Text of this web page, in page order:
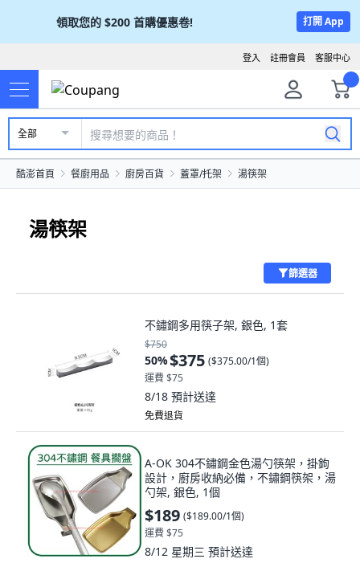
領取您的 $200 首購優惠卷! 打開 App
客服中心
註冊會員
登入
全部
酷澎首頁 餐廚用品 廚房百貨 蓋罩/托架 湯筷架
湯筷架
篩選器
不鏽鋼多用筷子架, 銀色, 1套
$750
50%$375 ($375.00/1個)
運費 $75
8/18 預計送達
免費退貨
A-OK 304不鏽鋼金色湯勺筷架，掛鉤
設計，廚房收納必備，不鏽鋼筷架，湯
勺架, 銀色, 1個
$189 ($189.00/1個)
運費 $75
8/12 星期三 預計送達